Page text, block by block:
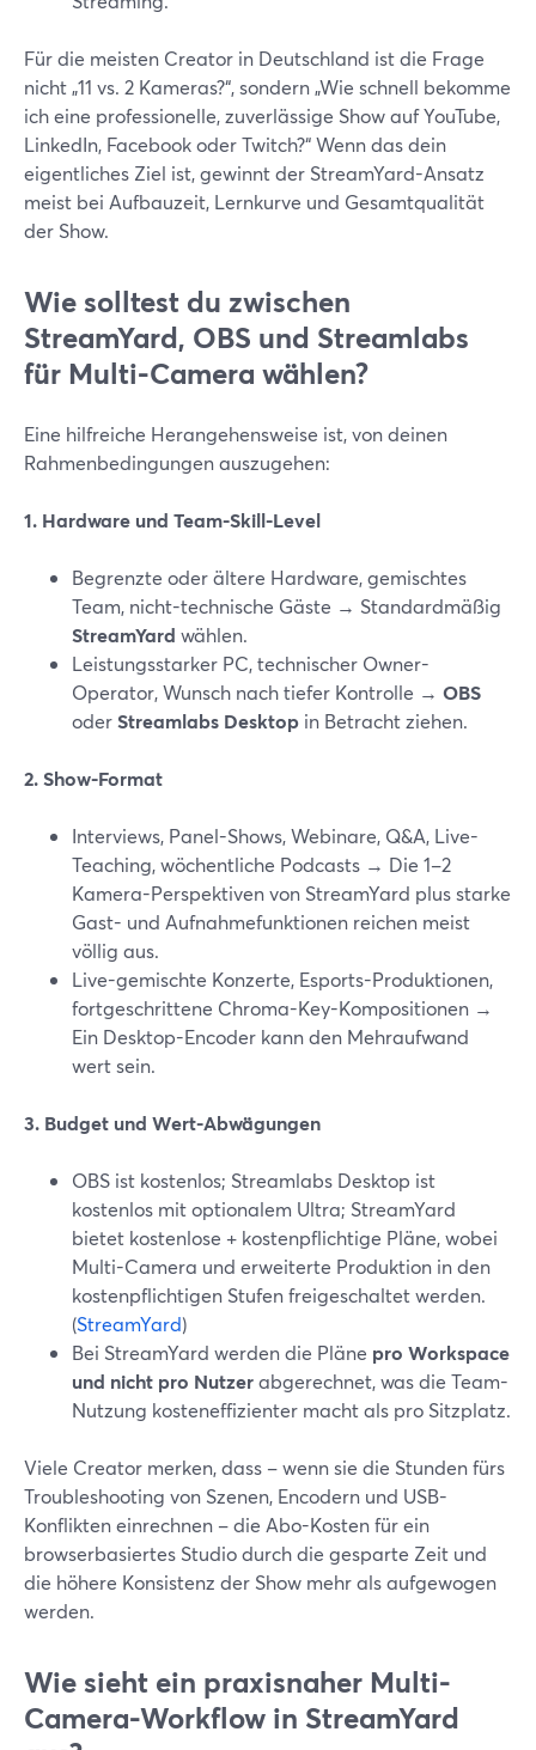
Für die meisten Creator in Deutschland ist die Frage
nicht „11 vs. 2 Kameras?“, sondern „Wie schnell bekomme
ich eine professionelle, zuverlässige Show auf YouTube,
LinkedIn, Facebook oder Twitch?“ Wenn das dein
eigentliches Ziel ist, gewinnt der StreamYard-Ansatz
meist bei Aufbauzeit, Lernkurve und Gesamtqualität
der Show.
Wie solltest du zwischen
StreamYard, OBS und Streamlabs
für Multi-Camera wählen?
Eine hilfreiche Herangehensweise ist, von deinen
Rahmenbedingungen auszugehen:
1. Hardware und Team-Skill-Level
Begrenzte oder ältere Hardware, gemischtes
Team, nicht-technische Gäste → Standardmäßig
StreamYard wählen.
Leistungsstarker PC, technischer Owner-
Operator, Wunsch nach tiefer Kontrolle → OBS
oderStreamlabs Desktop in Betracht ziehen.
2. Show-Format
Interviews, Panel-Shows, Webinare, Q&A, Live-
Teaching, wöchentliche Podcasts → Die 1–2
Kamera-Perspektiven von StreamYard plus starke
Gast- und Aufnahmefunktionen reichen meist
völlig aus.
Live-gemischte Konzerte, Esports-Produktionen,
fortgeschrittene Chroma-Key-Kompositionen →
Ein Desktop-Encoder kann den Mehraufwand
wert sein.
3. Budget und Wert-Abwägungen
OBS ist kostenlos; Streamlabs Desktop ist
kostenlos mit optionalem Ultra; StreamYard
bietet kostenlose + kostenpflichtige Pläne, wobei
Multi-Camera und erweiterte Produktion in den
kostenpflichtigen Stufen freigeschaltet werden.
(StreamYard)
Bei StreamYard werden die Pläne pro Workspace
und nicht pro Nutzerabgerechnet, was die Team-
Nutzung kosteneffizienter macht als pro Sitzplatz.
Viele Creator merken, dass – wenn sie die Stunden fürs
Troubleshooting von Szenen, Encodern und USB-
Konflikten einrechnen – die Abo-Kosten für ein
browserbasiertes Studio durch die gesparte Zeit und
die höhere Konsistenz der Show mehr als aufgewogen
werden.
Wie sieht ein praxisnaher Multi-
Camera-Workflow in StreamYard